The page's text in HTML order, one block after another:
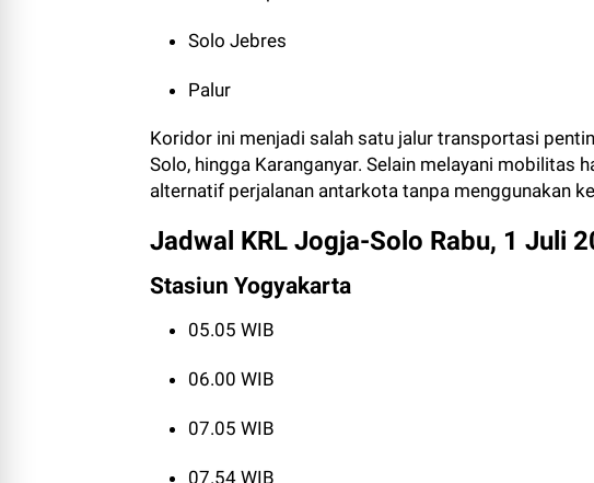
Solo Jebres
Palur
Koridor ini menjadi salah satu jalur transportasi
Solo, hingga Karanganyar. Selain melayani mobilitas
alternatif perjalanan antarkota tanpa menggunakan
Jadwal KRL Jogja-Solo Rabu, 1 Juli
Stasiun Yogyakarta
05.05 WIB
06.00 WIB
07.05 WIB
07.54 WIB